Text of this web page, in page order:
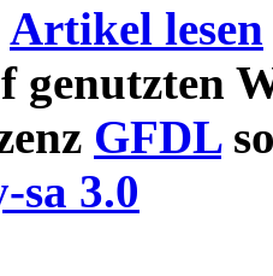
Artikel lesen
GFDL
sa 3.0